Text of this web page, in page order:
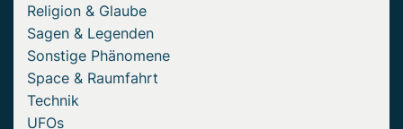
Religion & Glaube
Sagen & Legenden
Sonstige Phänomene
Space & Raumfahrt
Technik
UFOs